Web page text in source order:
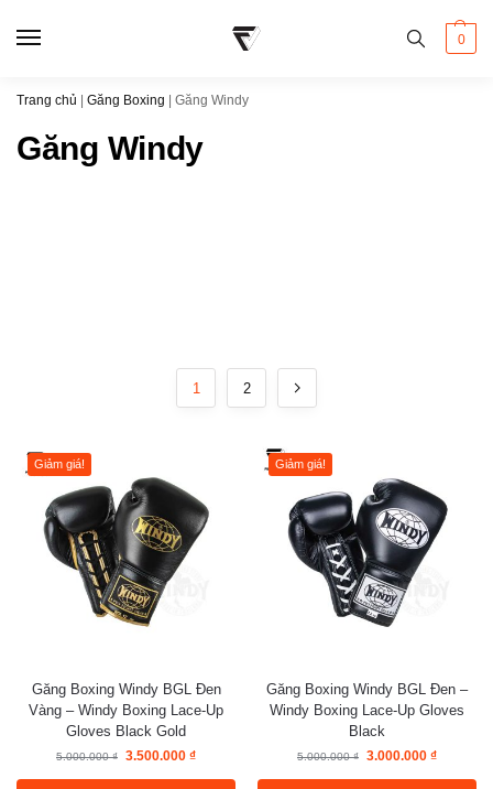
0
Trang chủ Găng Boxing Găng Windy
Găng Windy
1 2
Giảm giá!
Găng Boxing Windy BGL Đen
Vàng – Windy Boxing Lace-Up
Gloves Black Gold
5.000.000₫ 3.500.000 ₫
Giảm giá!
Găng Boxing Windy BGL Đen –
Windy Boxing Lace-Up Gloves
Black
5.000.000₫ 3.000.000 ₫